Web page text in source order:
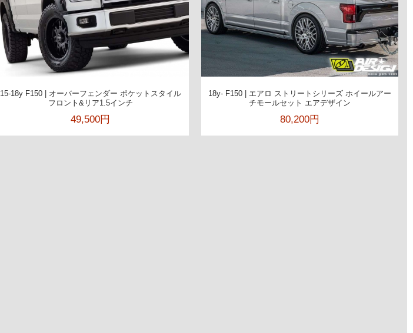
15-18y F150 | オーバーフェンダー ポケットスタイル
フロント&リア1.5インチ
49,500円
18y- F150 | エアロ ストリートシリーズ ホイールアー
チモールセット エアデザイン
80,200円